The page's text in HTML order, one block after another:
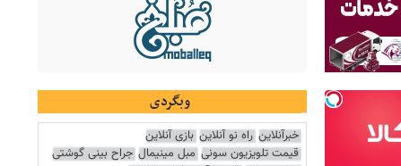
وبگردی
خبرآنلاین راه نو آنلاین بازی آنلاین
قیمت تلویزیون سونی مبل مینیمال جراح بینی گوشتی